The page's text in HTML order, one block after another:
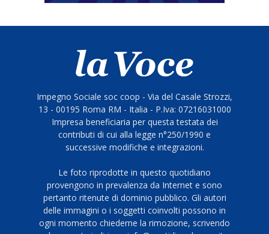
Impegno Sociale soc coop - Via del Casale Strozzi,
13 - 00195 Roma RM - Italia - P.Iva: 07216031000
Impresa beneficiaria per questa testata dei
contributi di cui alla legge n°250/1990 e
successive modifiche e integrazioni.
Le foto riprodotte in questo quotidiano
provengono in prevalenza da Internet e sono
pertanto ritenute di dominio pubblico. Gli autori
delle immagini o i soggetti coinvolti possono in
ogni momento chiederne la rimozione, scrivendo